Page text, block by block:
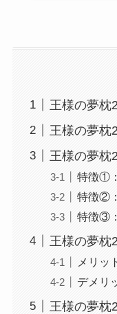
王様の夢枕
王様の夢枕
王様の夢枕
特徴①
特徴②
特徴③
王様の夢枕
メリッ
デメリ
王様の夢枕